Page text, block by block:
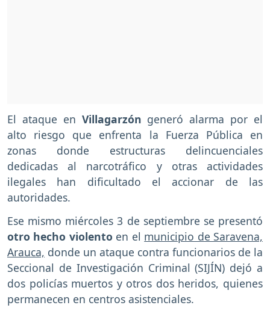
El ataque en Villagarzón generó alarma por el
alto riesgo que enfrenta la Fuerza Pública en
zonas donde estructuras delincuenciales
dedicadas al narcotráfico y otras actividades
ilegales han dificultado el accionar de las
autoridades.
Ese mismo miércoles 3 de septiembre se presentó
otro hecho violento en el municipio de Saravena,
Arauca, donde un ataque contra funcionarios de la
Seccional de Investigación Criminal (SIJÍN) dejó a
dos policías muertos y otros dos heridos, quienes
permanecen en centros asistenciales.